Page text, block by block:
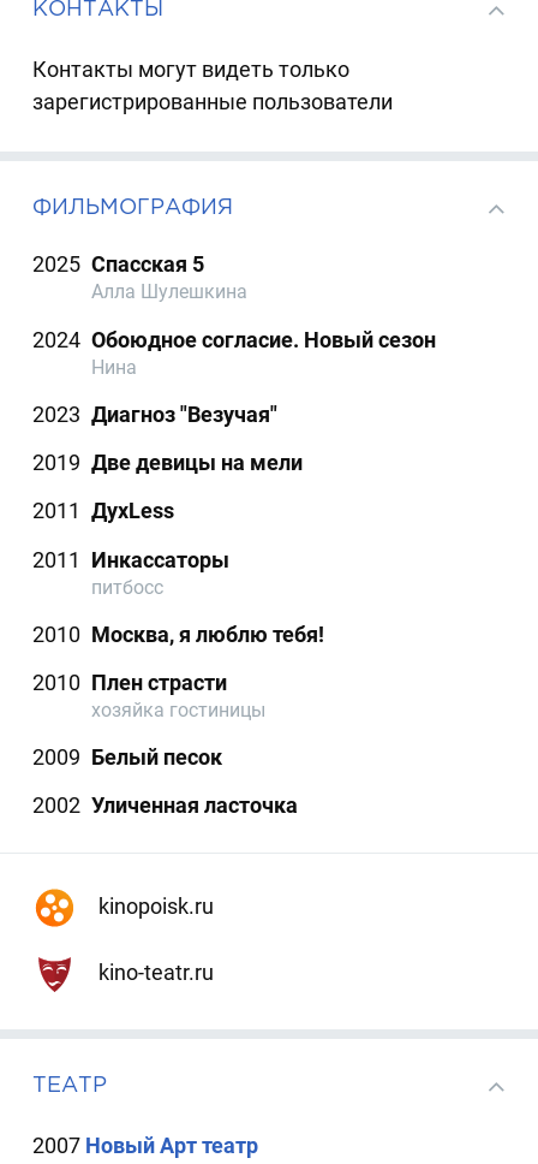
КОНТАКТЫ
Контакты могут видеть только
зарегистрированные пользователи
ФИЛЬМОГРАФИЯ
2025 Спасская 5
Алла Шулешкина
2024 Обоюдное согласие. Новый сезон
Нина
2023 Диагноз "Везучая"
2019 Две девицы на мели
2011 ДухLess
2011
Инкассаторы
питбосс
2010 Москва, я люблю тебя!
2010 Плен страсти
хозяйка гостиницы
2009 Белый песок
2002 Уличенная ласточка
kinopoisk.ru
kino-teatr.ru
ТЕАТР
2007 Новый Арт театр